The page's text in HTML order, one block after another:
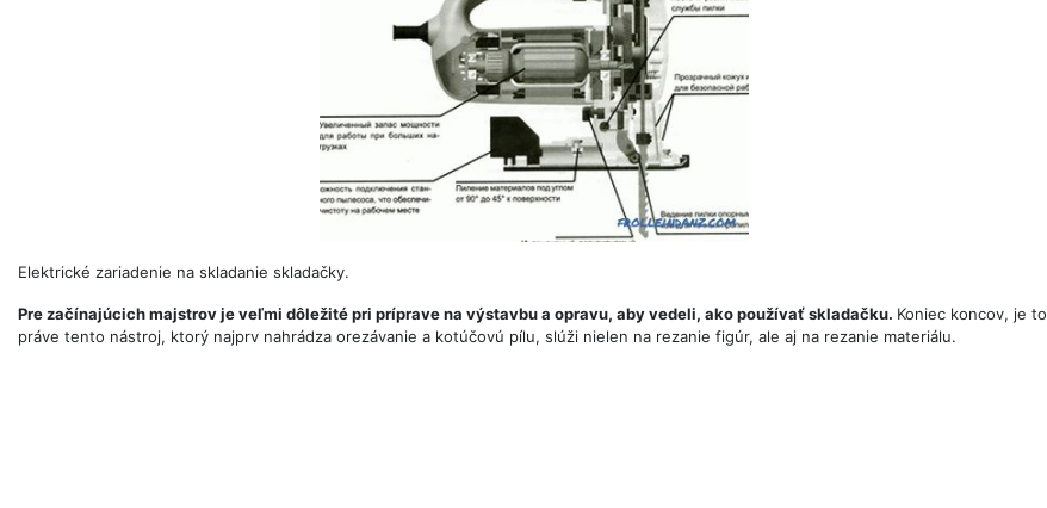
Elektrické zariadenie na skladanie skladačky.
Pre začínajúcich majstrov je veľmi dôležité pri príprave na výstavbu a opravu, aby vedeli, ako používať skladačku. Koniec koncov, je to
práve tento nástroj, ktorý najprv nahrádza orezávanie a kotúčovú pílu, slúži nielen na rezanie figúr, ale aj na rezanie materiálu.